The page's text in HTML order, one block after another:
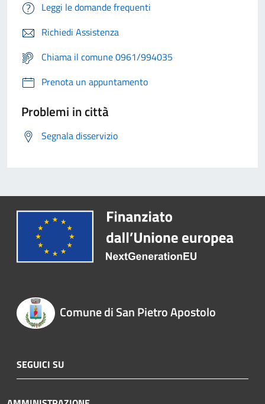
Leggi le domande frequenti
Richiedi Assistenza
Chiama il comune 0961/994035
Prenota un appuntamento
Problemi in città
Segnala disservizio
Comune di San Pietro Apostolo
SEGUICI SU